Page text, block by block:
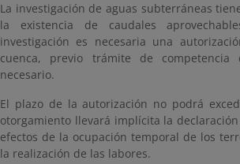
La investigación de aguas subterráneas
la existencia de caudales
investigación es necesaria una
cuenca, previo trámite de
necesario.
El plazo de la autorización no podrá
otorgamiento llevará implícita la
efectos de la ocupación temporal de los
la realización de las labores.